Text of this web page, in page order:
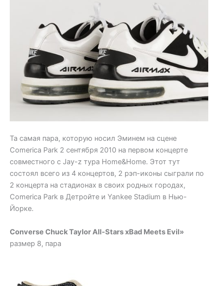
Та самая пара, которую носил Эминем на сцене
Comerica Park 2 сентября 2010 на первом концерте
совместного с Jay-z тура Home&Home. Этот тут
состоял всего из 4 концертов, 2 рэп-иконы сыграли по
2 концерта на стадионах в своих родных городах,
Comerica Park в Детройте и Yankee Stadium в Нью-
Йорке.
Converse Chuck Taylor All-Stars хBad Meets Evil»
размер 8, пара